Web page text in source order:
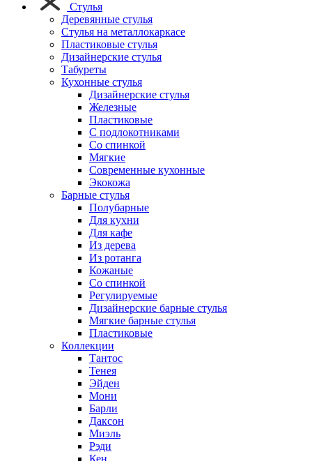
Стулья
Деревянные стулья
Стулья на металлокаркасе
Пластиковые стулья
Дизайнерские стулья
Табуреты
Кухонные стулья
Дизайнерские стулья
Железные
Пластиковые
С подлокотниками
Со спинкой
Мягкие
Современные кухонные
Экокожа
Барные стулья
Полубарные
Для кухни
Для кафе
Из дерева
Из ротанга
Кожаные
Со спинкой
Регулируемые
Дизайнерские барные стулья
Мягкие барные стулья
Пластиковые
Коллекции
Тантос
Тенея
Эйден
Мони
Барли
Даксон
Миэль
Рэди